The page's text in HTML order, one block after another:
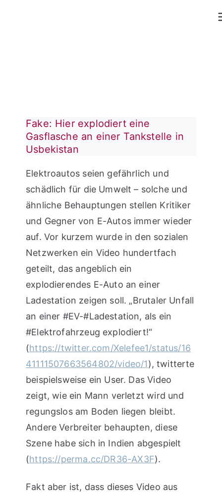
Fake: Hier explodiert eine
Gasflasche an einer Tankstelle in
Usbekistan
Elektroautos seien gefährlich und
schädlich für die Umwelt – solche und
ähnliche Behauptungen stellen Kritiker
und Gegner von E-Autos immer wieder
auf. Vor kurzem wurde in den sozialen
Netzwerken ein Video hundertfach
geteilt, das angeblich ein
explodierendes E-Auto an einer
Ladestation zeigen soll. „Brutaler Unfall
an einer #EV-#Ladestation, als ein
#Elektrofahrzeug explodiert!“
(https://twitter.com/Xelefee1/status/16
41111507663564802/video/1), twitterte
beispielsweise ein User. Das Video
zeigt, wie ein Mann verletzt wird und
regungslos am Boden liegen bleibt.
Andere Verbreiter behaupten, diese
Szene habe sich in Indien abgespielt
(https://perma.cc/DR36-AX3F).
Fakt aber ist, dass dieses Video aus